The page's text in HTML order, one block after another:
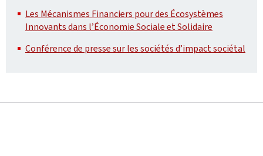
Les Mécanismes Financiers pour des Écosystèmes
Innovants dans l’Économie Sociale et Solidaire
Conférence de presse sur les sociétés d’impact sociétal